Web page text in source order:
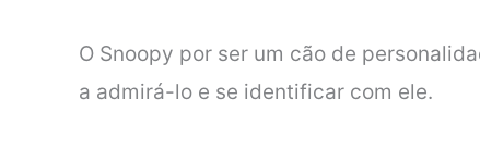
O Snoopy por ser um cão de
a admirá-lo e se identificar com ele.